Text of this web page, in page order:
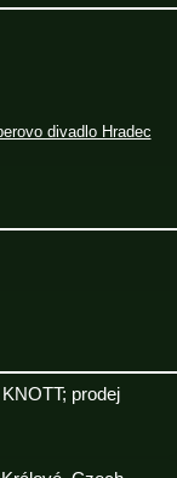
divadlo Hradec
prodej